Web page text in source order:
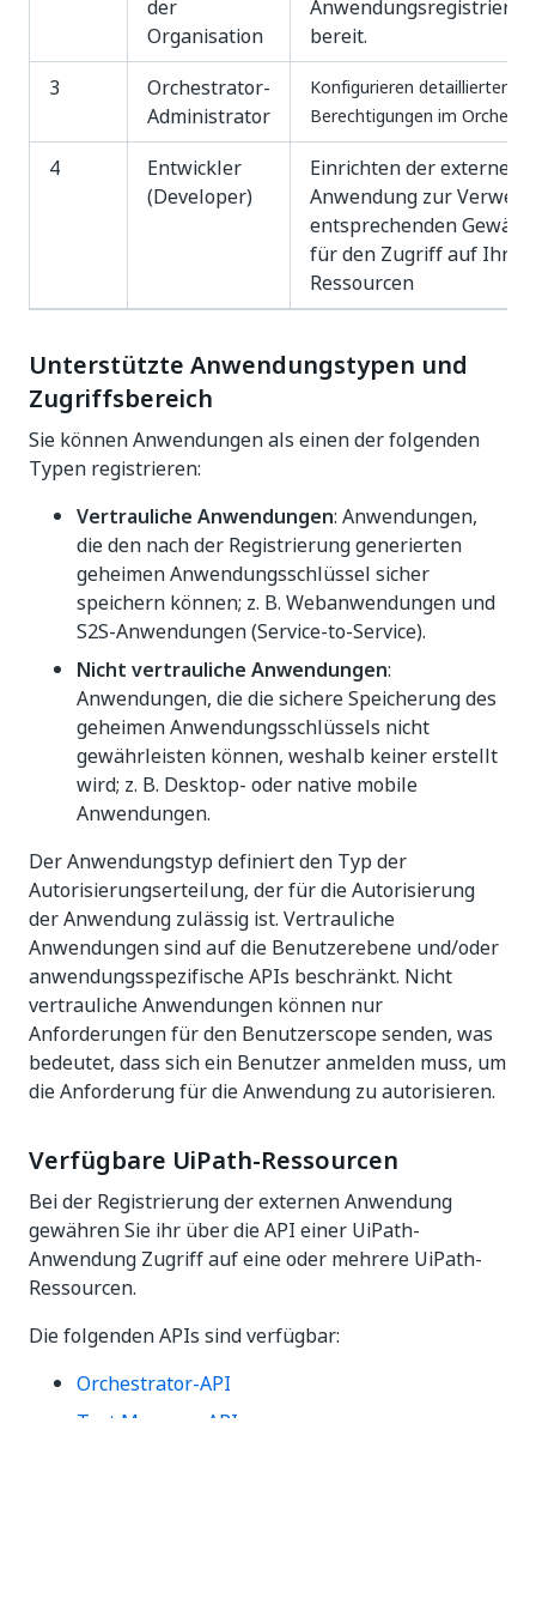
der
Organisation
bereit.
3
Orchestrator-
Administrator
Konfigurieren detaillierter
Berechtigungen im
4
Entwickler
(Developer)
Einrichten der externen
Anwendung zur
entsprechenden
für den Zugriff auf Ihre
Ressourcen
Unterstützte Anwendungstypen und
Zugriffsbereich
Sie können Anwendungen als einen der folgenden
Typen registrieren:
Vertrauliche Anwendungen: Anwendungen,
die den nach der Registrierung generierten
geheimen Anwendungsschlüssel sicher
speichern können; z. B. Webanwendungen und
S2S-Anwendungen (Service-to-Service).
Nicht vertrauliche Anwendungen:
Anwendungen, die die sichere Speicherung des
geheimen Anwendungsschlüssels nicht
gewährleisten können, weshalb keiner erstellt
wird; z. B. Desktop- oder native mobile
Anwendungen.
Der Anwendungstyp definiert den Typ der
Autorisierungserteilung, der für die Autorisierung
der Anwendung zulässig ist. Vertrauliche
Anwendungen sind auf die Benutzerebene und/oder
anwendungsspezifische APIs beschränkt. Nicht
vertrauliche Anwendungen können nur
Anforderungen für den Benutzerscope senden, was
bedeutet, dass sich ein Benutzer anmelden muss, um
die Anforderung für die Anwendung zu autorisieren.
Verfügbare UiPath-Ressourcen
Bei der Registrierung der externen Anwendung
gewähren Sie ihr über die API einer UiPath-
Anwendung Zugriff auf eine oder mehrere UiPath-
Ressourcen.
Die folgenden APIs sind verfügbar:
Orchestrator-API
Test Manager API